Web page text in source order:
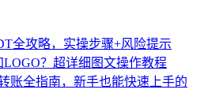
全攻略，实操步骤+风险提示
？超详细图文操作教程
账全指南，新手也能快速上手的